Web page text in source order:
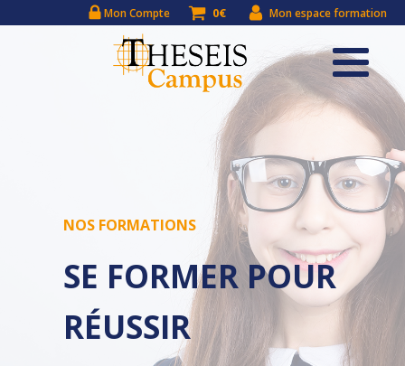
Mon Compte 0€ Mon espace formation
NOS FORMATIONS
SE FORMER POUR
RÉUSSIR